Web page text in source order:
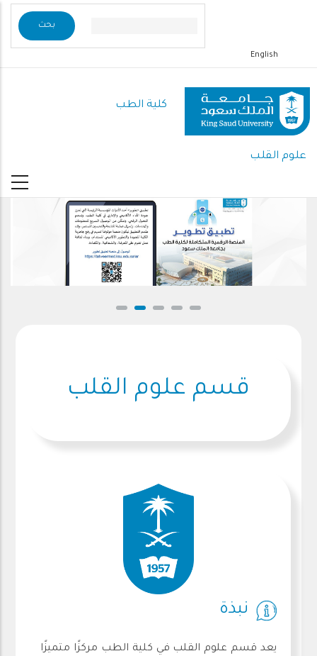
English
كلية الطب
علوم القلب
قسم علوم القلب
نبذة
يعد قسم علوم القلب في كلية الطب مركزًا متميزًا